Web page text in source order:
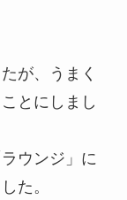
が、うまく
とにしまし
ウンジ」に
た。